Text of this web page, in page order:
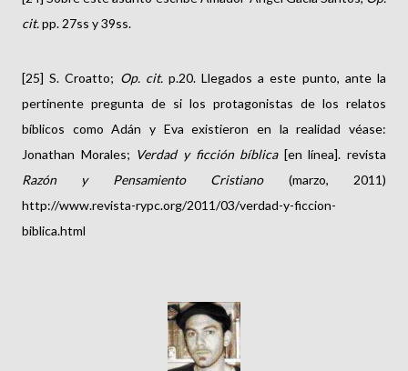
cit.pp. 27ss y 39ss.
[25] S. Croatto; Op. cit.p.20. Llegados a este punto, ante la
pertinente pregunta de si los protagonistas de los relatos
bíblicos como Adán y Eva existieron en la realidad véase:
Jonathan Morales; Verdad y ficción bíblica[en línea]. revista
Razón y Pensamiento Cristiano(marzo, 2011)
http://www.revista-rypc.org/2011/03/verdad-y-ficcion-
biblica.html